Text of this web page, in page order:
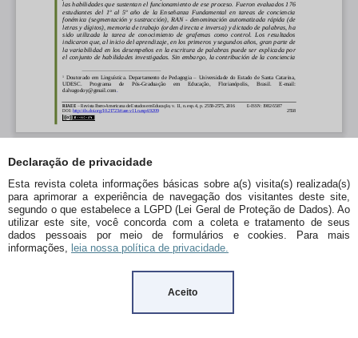
Declaração de privacidade
Esta revista coleta informações básicas sobre a(s) visita(s) realizada(s)
para aprimorar a experiência de navegação dos visitantes deste site,
segundo o que estabelece a LGPD (Lei Geral de Proteção de Dados). Ao
utilizar este site, você concorda com a coleta e tratamento de seus
dados pessoais por meio de formulários e cookies. Para mais
informações, leia nossa política de privacidade.
Aceito